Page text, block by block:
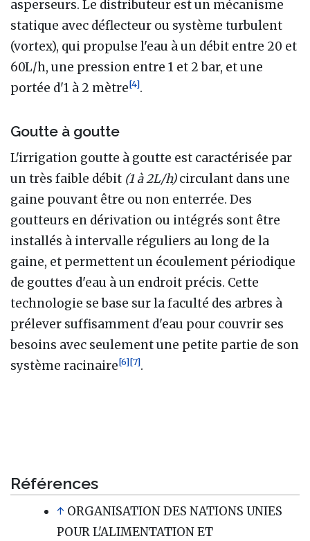
asperseurs. Le distributeur est un mécanisme
statique avec déflecteur ou système turbulent
(vortex), qui propulse l'eau à un débit entre 20 et
60L/h, une pression entre 1 et 2 bar, et une
portée d'1 à 2 mètre[4].
Goutte à goutte
L'irrigation goutte à goutte est caractérisée par
un très faible débit (1 à 2L/h)circulant dans une
gaine pouvant être ou non enterrée. Des
goutteurs en dérivation ou intégrés sont être
installés à intervalle réguliers au long de la
gaine, et permettent un écoulement périodique
de gouttes d'eau à un endroit précis. Cette
technologie se base sur la faculté des arbres à
prélever suffisamment d'eau pour couvrir ses
besoins avec seulement une petite partie de son
système racinaire[6][7].
Références
↑ ORGANISATION DES NATIONS UNIES
POUR L'ALIMENTATION ET